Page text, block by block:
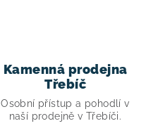
Kamenná prodejna
Třebíč
Osobní přístup a pohodlí v
naší prodejně v Třebíči.